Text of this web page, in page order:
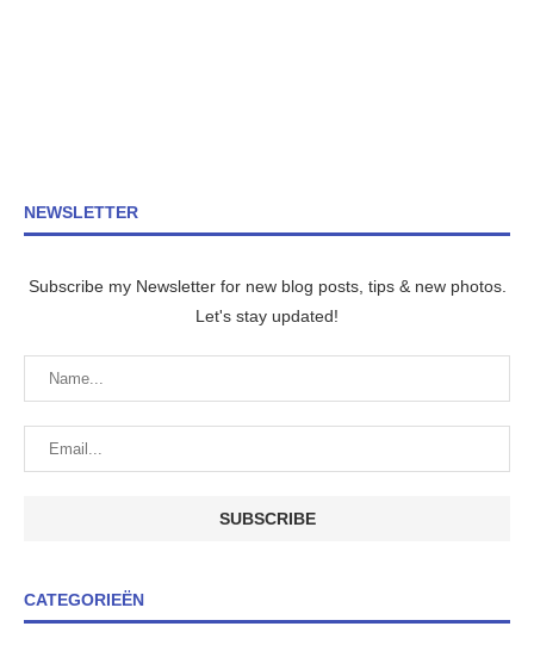
NEWSLETTER
Subscribe my Newsletter for new blog posts, tips & new photos.
Let's stay updated!
CATEGORIEËN